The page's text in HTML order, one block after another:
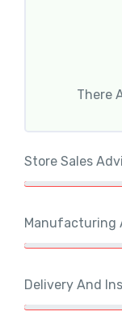
There
Store Sales
Manufacturing
Delivery And